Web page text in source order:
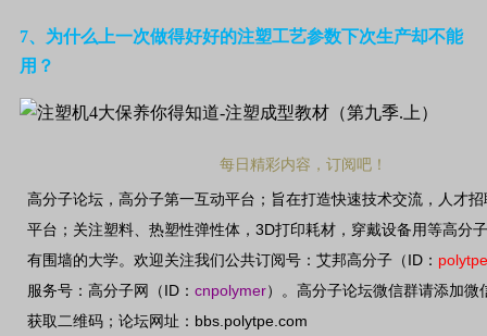
7、为什么上一次做得好好的注塑工艺参数下次生产却不能
用？
每日精彩内容，订阅吧！
高分子论坛，高分子第一互动平台；旨在打造快速技术交流，人才
平台；关注塑料、热塑性弹性体， 3D打印耗材，穿戴设备用等高分
有围墙的大学。欢迎关注我们公共订阅号：艾邦高分子（ ID ： polytpe
服务号：高分子网（ ID ： cnpolymer）。高分子论坛微信群请添加微
获取二维码；论坛网址： bbs.polytpe.com